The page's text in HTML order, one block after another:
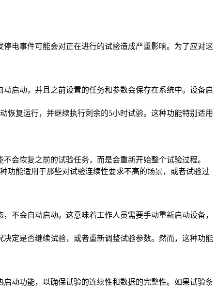
电事件可能会对正在进行的试验造成严重影响。为了应对这
启动，并且之前设置的任务和参数会保存在系统中。设备启
恢复运行，并继续执行剩余的5小时试验。这种功能特别适用
会恢复之前的试验任务，而是会重新开始整个试验过程。
功能适用于那些对试验连续性要求不高的场景，或者试验过
不会自动启动。这意味着工作人员需要手动重新启动设备，
定是否继续试验，或者重新调整试验参数。然而，这种功能
动功能，以确保试验的连续性和数据的完整性。如果试验条